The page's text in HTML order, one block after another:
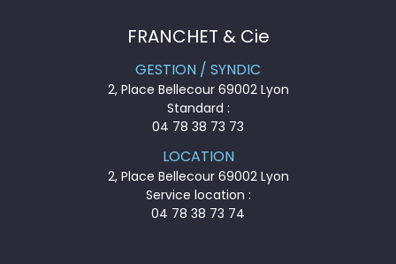
FRANCHET & Cie
GESTION / SYNDIC
2, Place Bellecour 69002 Lyon
Standard :
04 78 38 73 73
LOCATION
2, Place Bellecour 69002 Lyon
Service location :
04 78 38 73 74